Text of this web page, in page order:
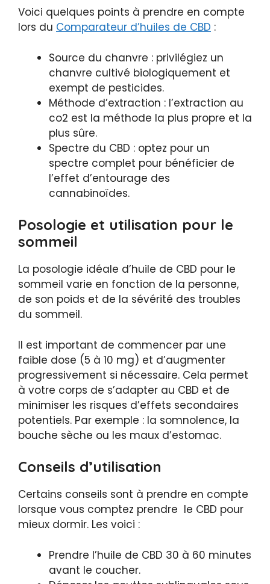
Voici quelques points à prendre en compte
lors du Comparateur d’huiles de CBD :
Source du chanvre : privilégiez un
chanvre cultivé biologiquement et
exempt de pesticides.
Méthode d’extraction : l’extraction au
co2 est la méthode la plus propre et la
plus sûre.
Spectre du CBD : optez pour un
spectre complet pour bénéficier de
l’effet d’entourage des
cannabinoïdes.
Posologie et utilisation pour le
sommeil
La posologie idéale d’huile de CBD pour le
sommeil varie en fonction de la personne,
de son poids et de la sévérité des troubles
du sommeil.
Il est important de commencer par une
faible dose (5 à 10 mg) et d’augmenter
progressivement si nécessaire. Cela permet
à votre corps de s’adapter au CBD et de
minimiser les risques d’effets secondaires
potentiels. Par exemple : la somnolence, la
bouche sèche ou les maux d’estomac.
Conseils d’utilisation
Certains conseils sont à prendre en compte
lorsque vous comptez prendre le CBD pour
mieux dormir. Les voici :
Prendre l’huile de CBD 30 à 60 minutes
avant le coucher.